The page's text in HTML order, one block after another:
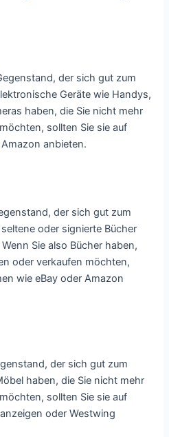
der sich gut zum
Geräte wie Handys,
haben, die Sie nicht mehr
sollten Sie sie auf
anbieten.
der sich gut zum
oder signierte Bücher
Sie also Bücher haben,
oder verkaufen möchten,
wie eBay oder Amazon
der sich gut zum
haben, die Sie nicht mehr
sollten Sie sie auf
oder Westwing